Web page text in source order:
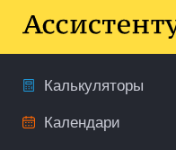
Калькуляторы
Календари